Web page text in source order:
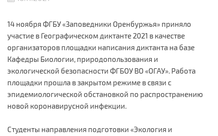
14 ноября ФГБУ «Заповедники Оренбуржья» приняло
участие в Географическом диктанте 2021 в качестве
организаторов площадки написания диктанта на базе
Кафедры Биологии, природопользования и
экологической безопасности ФГБОУ ВО «ОГАУ». Работа
площадки прошла в закрытом режиме в связи с
эпидемиологической обстановкой по распространению
новой коронавирусной инфекции.
Студенты направления подготовки «Экология и